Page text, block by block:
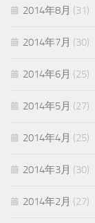
2014年8月 (31)
2014年7月 (30)
2014年6月 (25)
2014年5月 (27)
2014年4月 (25)
2014年3月 (30)
2014年2月 (27)